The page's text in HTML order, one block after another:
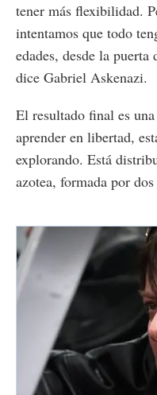
tener más flexibilidad.
intentamos que todo
edades, desde la
dice Gabriel Askenazi.
El resultado final es
aprender en libertad,
explorando. Está
azotea, formada por